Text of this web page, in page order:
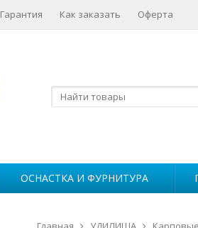
Гарантия Как заказать Оферта
ОСНАСТКА И ФУРНИТУРА